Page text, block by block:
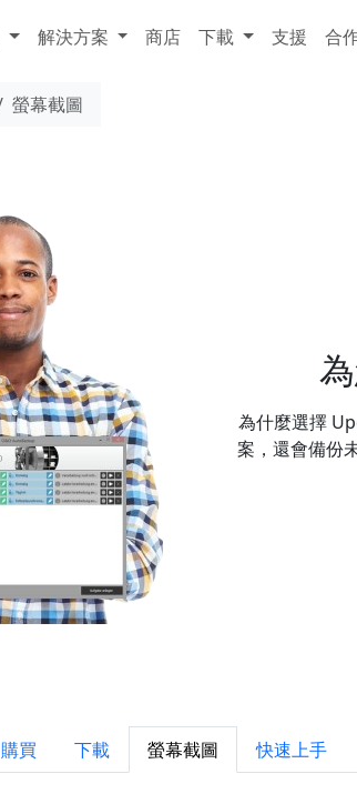
解決方案 商店 下載 支援 合
螢幕截圖
為什麼選擇
案，還會備份
購買 下載 螢幕截圖 快速上手